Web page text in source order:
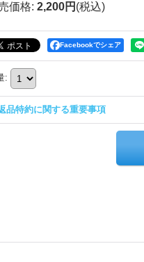
価格: 2,200円 (税込)
Facebookでシェア
:
品特約に関する重要事項